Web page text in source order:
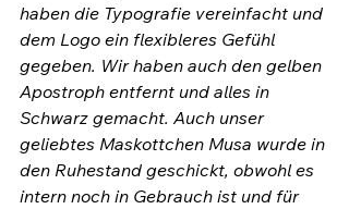
haben die Typografie vereinfacht und
dem Logo ein flexibleres Gefühl
gegeben. Wir haben auch den gelben
Apostroph entfernt und alles in
Schwarz gemacht. Auch unser
geliebtes Maskottchen Musa wurde in
den Ruhestand geschickt, obwohl es
intern noch in Gebrauch ist und für